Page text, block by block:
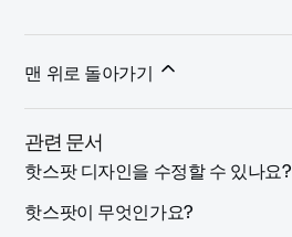
맨 위로 돌아가기
관련 문서
핫스팟 디자인을 수정할 수 있나요?
핫스팟이 무엇인가요?